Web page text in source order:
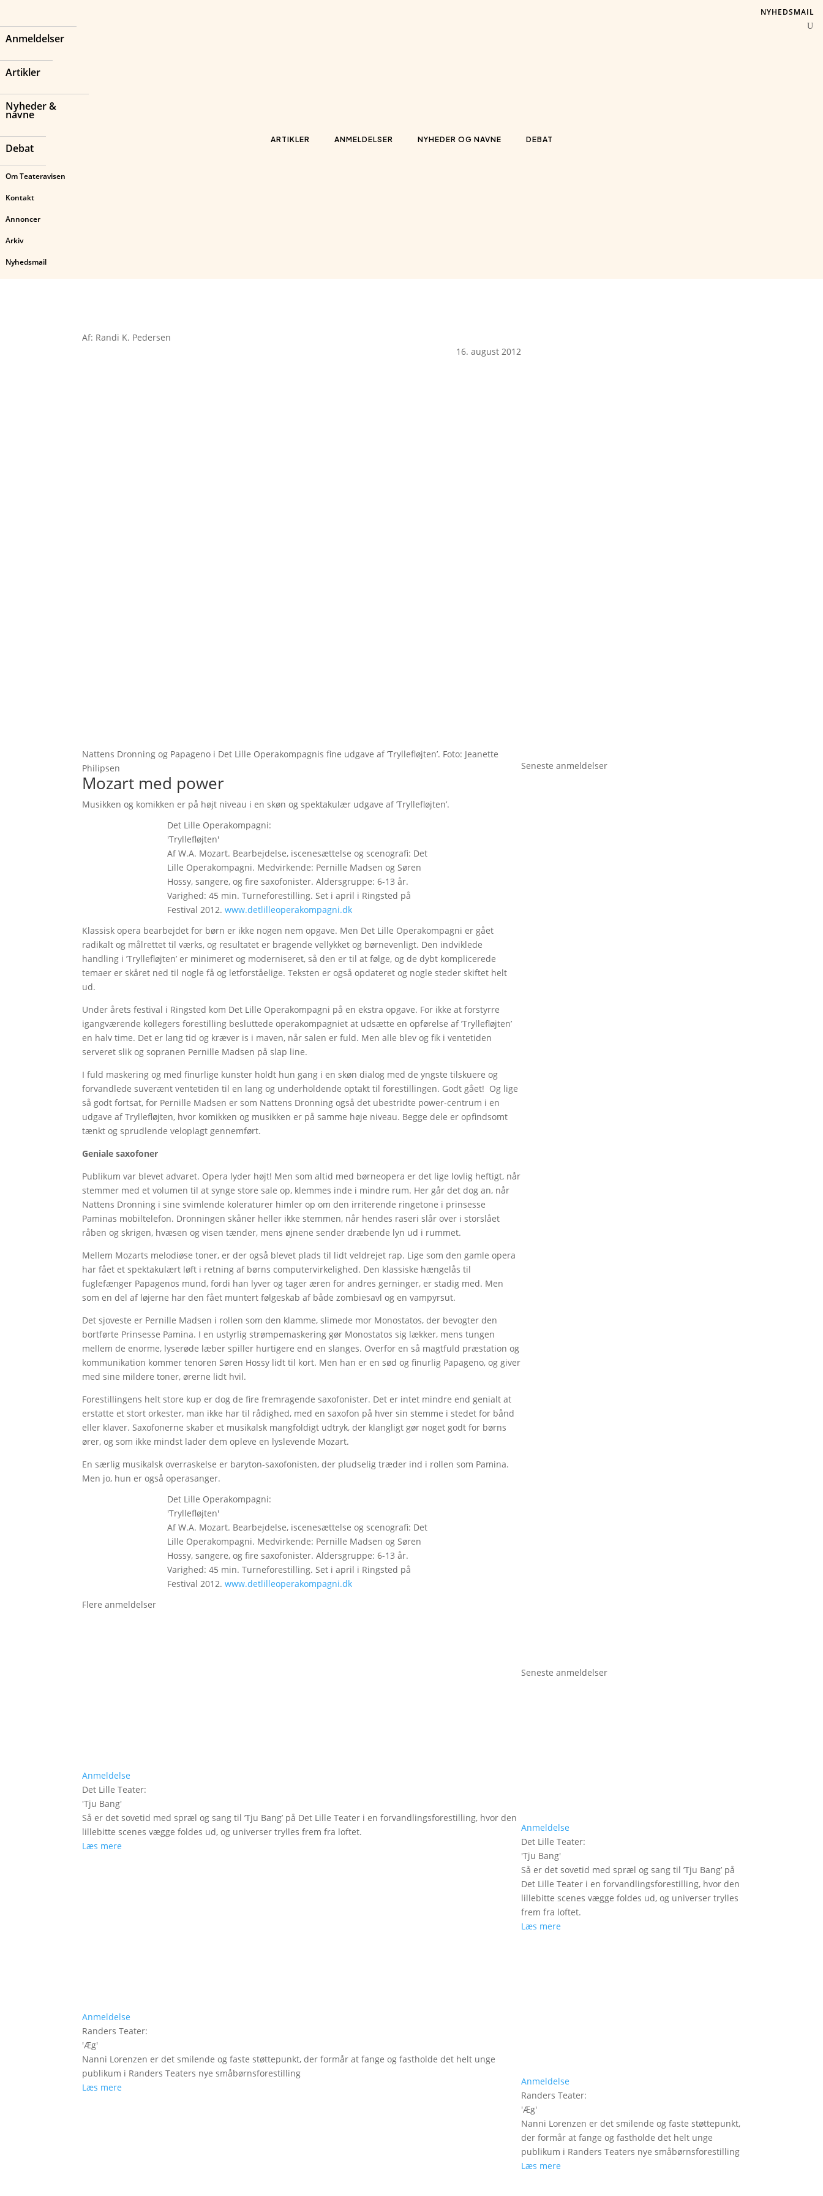
Anmeldelser
Artikler
Nyheder &
navne
Debat
Om Teateravisen
Kontakt
Annoncer
Arkiv
Nyhedsmail
ARTIKLER ANMELDELSER NYHEDER OG NAVNE DEBAT
NYHEDSMAIL
Af: Randi K. Pedersen
16. august 2012
Nattens Dronning og Papageno i Det Lille Operakompagnis fine udgave af ’Tryllefløjten’. Foto: Jeanette
Philipsen
Mozart med power
Musikken og komikken er på højt niveau i en skøn og spektakulær udgave af ’Tryllefløjten’.
Det Lille Operakompagni:
'Tryllefløjten'
Af W.A. Mozart. Bearbejdelse, iscenesættelse og scenografi: Det
Lille Operakompagni. Medvirkende: Pernille Madsen og Søren
Hossy, sangere, og fire saxofonister. Aldersgruppe: 6-13 år.
Varighed: 45 min. Turneforestilling. Set i april i Ringsted på
Festival 2012. www.detlilleoperakompagni.dk
Klassisk opera bearbejdet for børn er ikke nogen nem opgave. Men Det Lille Operakompagni er gået
radikalt og målrettet til værks, og resultatet er bragende vellykket og børnevenligt. Den indviklede
handling i ’Tryllefløjten’ er minimeret og moderniseret, så den er til at følge, og de dybt komplicerede
temaer er skåret ned til nogle få og letforståelige. Teksten er også opdateret og nogle steder skiftet helt
ud.
Under årets festival i Ringsted kom Det Lille Operakompagni på en ekstra opgave. For ikke at forstyrre
igangværende kollegers forestilling besluttede operakompagniet at udsætte en opførelse af ’Tryllefløjten’
en halv time. Det er lang tid og kræver is i maven, når salen er fuld. Men alle blev og fik i ventetiden
serveret slik og sopranen Pernille Madsen på slap line.
I fuld maskering og med finurlige kunster holdt hun gang i en skøn dialog med de yngste tilskuere og
forvandlede suverænt ventetiden til en lang og underholdende optakt til forestillingen. Godt gået! Og lige
så godt fortsat, for Pernille Madsen er som Nattens Dronning også det ubestridte power-centrum i en
udgave af Tryllefløjten, hvor komikken og musikken er på samme høje niveau. Begge dele er opfindsomt
tænkt og sprudlende veloplagt gennemført.
Geniale saxofoner
Publikum var blevet advaret. Opera lyder højt! Men som altid med børneopera er det lige lovlig heftigt, når
stemmer med et volumen til at synge store sale op, klemmes inde i mindre rum. Her går det dog an, når
Nattens Dronning i sine svimlende koleraturer himler op om den irriterende ringetone i prinsesse
Paminas mobiltelefon. Dronningen skåner heller ikke stemmen, når hendes raseri slår over i storslået
råben og skrigen, hvæsen og visen tænder, mens øjnene sender dræbende lyn ud i rummet.
Mellem Mozarts melodiøse toner, er der også blevet plads til lidt veldrejet rap. Lige som den gamle opera
har fået et spektakulært løft i retning af børns computervirkelighed. Den klassiske hængelås til
fuglefænger Papagenos mund, fordi han lyver og tager æren for andres gerninger, er stadig med. Men
som en del af løjerne har den fået muntert følgeskab af både zombiesavl og en vampyrsut.
Det sjoveste er Pernille Madsen i rollen som den klamme, slimede mor Monostatos, der bevogter den
bortførte Prinsesse Pamina. I en ustyrlig strømpemaskering gør Monostatos sig lækker, mens tungen
mellem de enorme, lyserøde læber spiller hurtigere end en slanges. Overfor en så magtfuld præstation og
kommunikation kommer tenoren Søren Hossy lidt til kort. Men han er en sød og finurlig Papageno, og giver
med sine mildere toner, ørerne lidt hvil.
Forestillingens helt store kup er dog de fire fremragende saxofonister. Det er intet mindre end genialt at
erstatte et stort orkester, man ikke har til rådighed, med en saxofon på hver sin stemme i stedet for bånd
eller klaver. Saxofonerne skaber et musikalsk mangfoldigt udtryk, der klangligt gør noget godt for børns
ører, og som ikke mindst lader dem opleve en lyslevende Mozart.
En særlig musikalsk overraskelse er baryton-saxofonisten, der pludselig træder ind i rollen som Pamina.
Men jo, hun er også operasanger.
Det Lille Operakompagni:
'Tryllefløjten'
Af W.A. Mozart. Bearbejdelse, iscenesættelse og scenografi: Det
Lille Operakompagni. Medvirkende: Pernille Madsen og Søren
Hossy, sangere, og fire saxofonister. Aldersgruppe: 6-13 år.
Varighed: 45 min. Turneforestilling. Set i april i Ringsted på
Festival 2012. www.detlilleoperakompagni.dk
Flere anmeldelser
Anmeldelse
Det Lille Teater:
'Tju Bang'
Så er det sovetid med spræl og sang til ’Tju Bang’ på Det Lille Teater i en forvandlingsforestilling, hvor den
lillebitte scenes vægge foldes ud, og universer trylles frem fra loftet.
Læs mere
Anmeldelse
Randers Teater:
'Æg'
Nanni Lorenzen er det smilende og faste støttepunkt, der formår at fange og fastholde det helt unge
publikum i Randers Teaters nye småbørnsforestilling
Læs mere
Seneste anmeldelser
Seneste anmeldelser
Anmeldelse
Det Lille Teater:
'Tju Bang'
Så er det sovetid med spræl og sang til ’Tju Bang’ på
Det Lille Teater i en forvandlingsforestilling, hvor den
lillebitte scenes vægge foldes ud, og universer trylles
frem fra loftet.
Læs mere
Anmeldelse
Randers Teater:
'Æg'
Nanni Lorenzen er det smilende og faste støttepunkt,
der formår at fange og fastholde det helt unge
publikum i Randers Teaters nye småbørnsforestilling
Læs mere